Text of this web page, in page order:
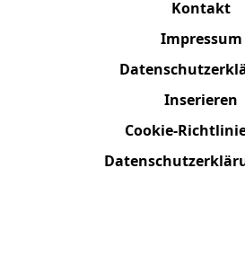
Kontakt
Impressum
Inserieren
Cookie-